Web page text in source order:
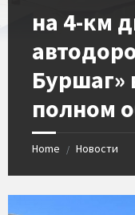
на 4-км
Буршаг»
полном
Home / Новости